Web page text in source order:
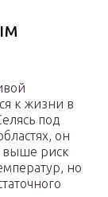
к жизни в
под
он
выше риск
но